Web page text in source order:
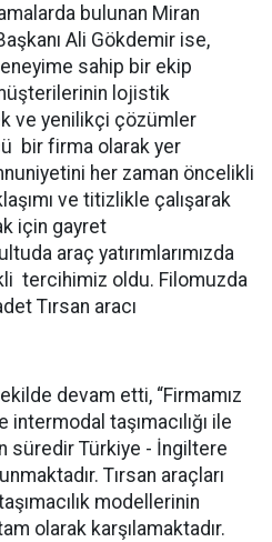
bulunan Miran
Ali Gökdemir ise,
sahip bir ekip
lojistik
ve yenilikçi çözümler
bir firma olarak yer
her zaman öncelikli
ve titizlikle çalışarak
için gayret
araç yatırımlarımızda
tercihimiz oldu. Filomuzda
Tırsan aracı
devam etti, “Firmamız
taşımacılığı ile
süredir Türkiye - İngiltere
Tırsan araçları
modellerinin
olarak karşılamaktadır.